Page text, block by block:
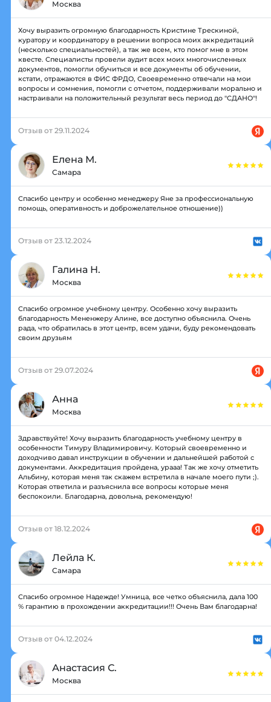
Москва
Хочу выразить огромную благодарность Кристине Трескиной,
куратору и координатору в решении вопроса моих аккредитаций
(несколько специальностей), а так же всем, кто помог мне в этом
квесте. Специалисты провели аудит всех моих многочисленных
документов, помогли обучиться и все документы об обучении,
кстати, отражаются в ФИС ФРДО, Своевременно отвечали на мои
вопросы и сомнения, помогли с отчетом, поддерживали морально и
настраивали на положительный результат весь период до "СДАНО"!
Отзыв от 29.11.2024
Елена М.
Самара
Спасибо центру и особенно менеджеру Яне за профессиональную
помощь, оперативность и доброжелательное отношение))
Отзыв от 23.12.2024
Галина Н.
Москва
Спасибо огромное учебному центру. Особенно хочу выразить
благодарность Мененжеру Алине, все доступно объяснила. Очень
рада, что обратилась в этот центр, всем удачи, буду рекомендовать
своим друзьям
Отзыв от 29.07.2024
Анна
Москва
Здравствуйте! Хочу выразить благодарность учебному центру в
особенности Тимуру Владимировичу. Который своевременно и
доходчиво давал инструкции в обучении и дальнейшей работой с
документами. Аккредитация пройдена, урааа! Так же хочу отметить
Альбину, которая меня так скажем встретила в начале моего пути ;).
Которая ответила и разъяснила все вопросы которые меня
беспокоили. Благодарна, довольна, рекомендую!
Отзыв от 18.12.2024
Лейла К.
Самара
Спасибо огромное Надежде! Умница, все четко объяснила, дала 100
% гарантию в прохождении аккредитации!!! Очень Вам благодарна!
Отзыв от 04.12.2024
Анастасия С.
Москва